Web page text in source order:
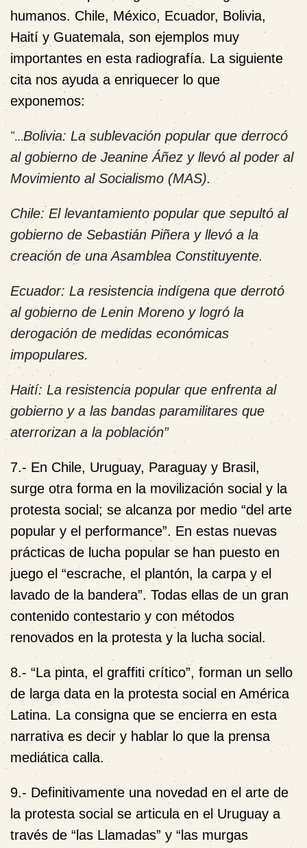
humanos. Chile, México, Ecuador, Bolivia,
Haití y Guatemala, son ejemplos muy
importantes en esta radiografía. La siguiente
cita nos ayuda a enriquecer lo que
exponemos:
“…Bolivia: La sublevación popular que derrocó
al gobierno de Jeanine Áñez y llevó al poder al
Movimiento al Socialismo (MAS).
Chile: El levantamiento popular que sepultó al
gobierno de Sebastián Piñera y llevó a la
creación de una Asamblea Constituyente.
Ecuador: La resistencia indígena que derrotó
al gobierno de Lenin Moreno y logró la
derogación de medidas económicas
impopulares.
Haití: La resistencia popular que enfrenta al
gobierno y a las bandas paramilitares que
aterrorizan a la población”
7.- En Chile, Uruguay, Paraguay y Brasil,
surge otra forma en la movilización social y la
protesta social; se alcanza por medio “del arte
popular y el performance”. En estas nuevas
prácticas de lucha popular se han puesto en
juego el “escrache, el plantón, la carpa y el
lavado de la bandera”. Todas ellas de un gran
contenido contestario y con métodos
renovados en la protesta y la lucha social.
8.- “La pinta, el graffiti crítico”, forman un sello
de larga data en la protesta social en América
Latina. La consigna que se encierra en esta
narrativa es decir y hablar lo que la prensa
mediática calla.
9.- Definitivamente una novedad en el arte de
la protesta social se articula en el Uruguay a
través de “las Llamadas” y “las murgas